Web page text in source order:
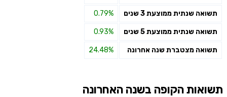
תשואה שנתית ממוצעת 3 שנים 0.79%
תשואה שנתית ממוצעת 5 שנים 0.93%
תשואה מצטברת שנה אחרונה 24.48%
תשואות הקופה בשנה האחרונה